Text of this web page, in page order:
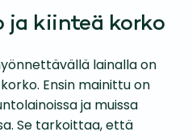
ja kiinteä korko
lainalla on
Ensin mainittu on
ja muissa
Se tarkoittaa, että